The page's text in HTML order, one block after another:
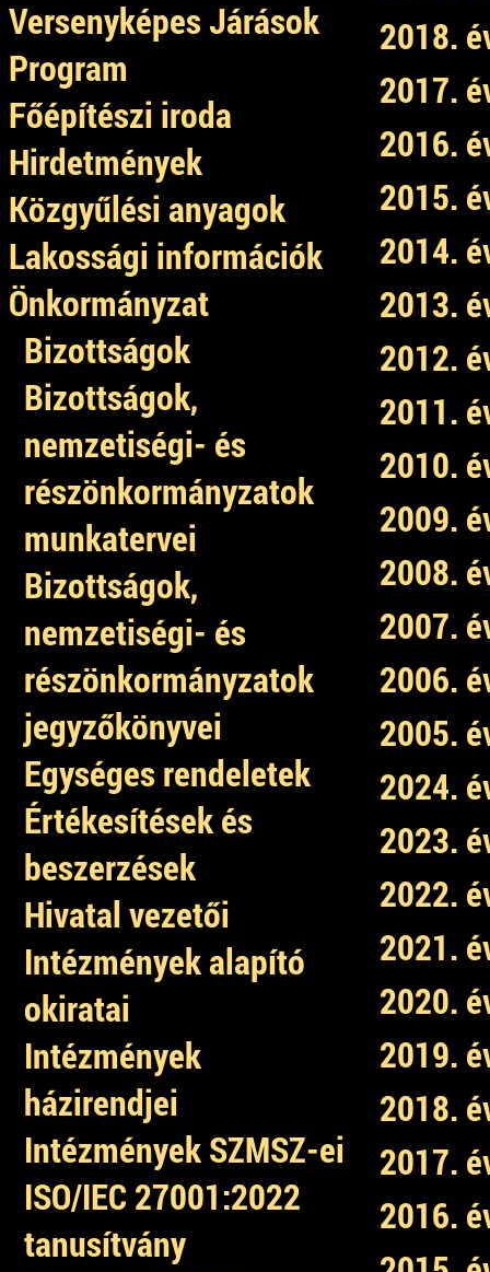
Versenyképes Járások
Program
Főépítészi iroda
Hirdetmények
Közgyűlési anyagok
Lakossági információk
Önkormányzat
Bizottságok
Bizottságok,
nemzetiségi- és
részönkormányzatok
munkatervei
Bizottságok,
nemzetiségi- és
részönkormányzatok
jegyzőkönyvei
Egységes rendeletek
Értékesítések és
beszerzések
Hivatal vezetői
Intézmények alapító
okiratai
Intézmények
házirendjei
Intézmények SZMSZ-ei
ISO/IEC 27001:2022
tanusítvány
2018.
2017.
2016.
2015.
2014.
2013.
2012.
2011.
2010.
2009.
2008.
2007.
2006.
2005.
2024.
2023.
2022.
2021.
2020.
2019.
2018.
2017.
2016.